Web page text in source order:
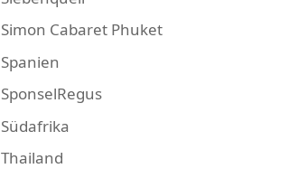
Simon Cabaret Phuket
Spanien
SponselRegus
Südafrika
Thailand